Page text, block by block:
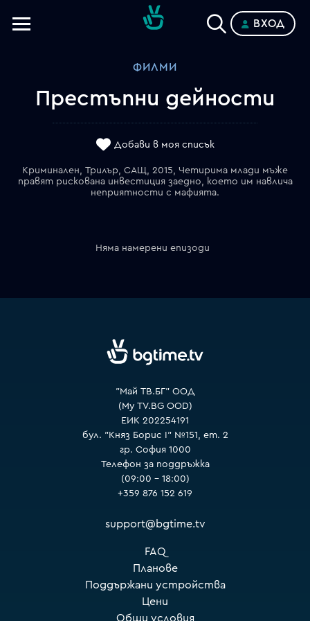
ВХОД
ФИЛМИ
Престъпни дейности
Добави в моя списък
Криминален, Трилър, САЩ, 2015, Четирима млади мъже
правят рискована инвестиция заедно, което им навлича
неприятности с мафията.
Няма намерени епизоди
"Май ТВ.БГ" ООД
(My TV.BG OOD)
ЕИК 202254191
бул. "Княз Борис I" №151, ет. 2
гр. София 1000
Телефон за поддръжка
(09:00 – 18:00)
+359 876 152 619
support@bgtime.tv
FAQ
Планове
Поддържани устройства
Цени
Общи условия